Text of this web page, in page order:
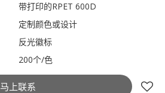
带打印的RPET 600D
定制颜色或设计
反光徽标
200个/色
马上联系